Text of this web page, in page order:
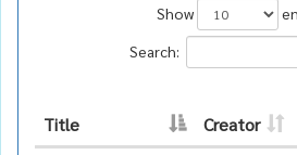
Show
Search:
Title Creator